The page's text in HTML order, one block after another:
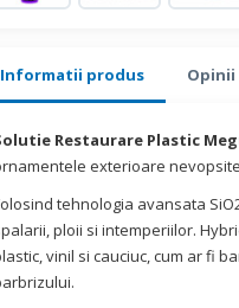
Informatii produs Opinii
Restaurare Plastic
exterioare
tehnologia avansata
ploii si intemperiilor.
vinil si cauciuc, cum ar fi